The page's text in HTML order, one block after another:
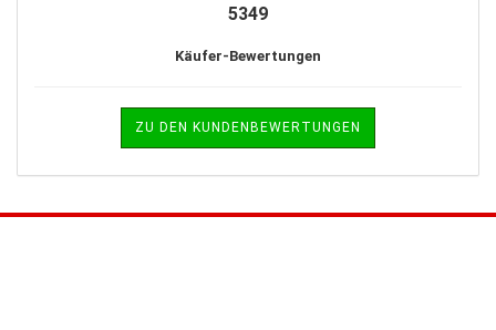
5349
Käufer-Bewertungen
ZU DEN KUNDENBEWERTUNGEN